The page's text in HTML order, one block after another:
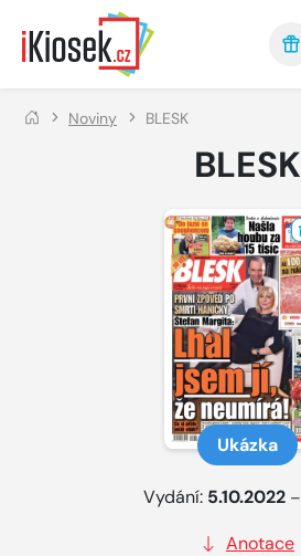
Přejít na hlavní obsah
Noviny BLESK
BLESK
Ukázka
Vydání: 5.10.2022 –
Anotace